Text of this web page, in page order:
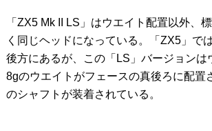
「ZX5 Mk II LS」はウエイト配置以外、
く同じヘッドになっている。「ZX5」で
後方にあるが、この「LS」バージョンは
8gのウエイトがフェースの真後ろに配置
のシャフトが装着されている。